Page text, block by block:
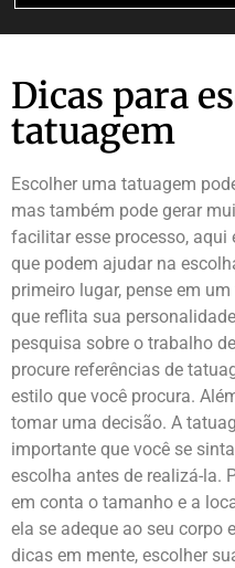
Dicas para
tatuagem
Escolher uma tatuagem
mas também pode gerar
facilitar esse processo,
que podem ajudar na
primeiro lugar, pense em
que reflita sua
pesquisa sobre o trabalho
procure referências de
estilo que você procura.
tomar uma decisão. A
importante que você se
escolha antes de realizá-la.
em conta o tamanho e a
ela se adeque ao seu corpo
dicas em mente, escolher